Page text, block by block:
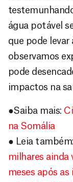
água potável
que pode
observamos
pode
impactos na
●Saiba mais:
na Somália
● Leia também:
milhares ainda
meses após as